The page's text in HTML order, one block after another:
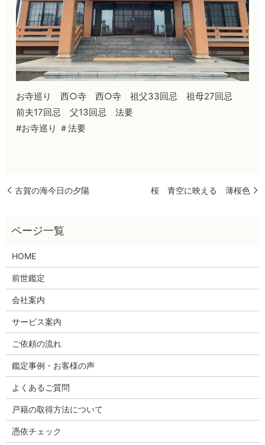
お寺巡り 西○寺 西○寺 祖父33回忌 祖母27回忌
前夫17回忌 父13回忌 法要
#お寺巡り ＃法要
古賀の海今日の夕陽 桜 青空に映える 薄桜色
HOME
前世鑑定
会社案内
サービス案内
ご依頼の流れ
鑑定事例・お客様の声
よくあるご質問
戸籍の取得方法について
憑依チェック